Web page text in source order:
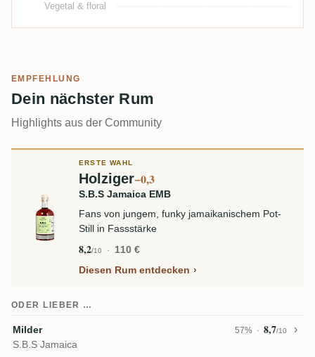
Vegetal & floral
EMPFEHLUNG
Dein nächster Rum
Highlights aus der Community
ERSTE WAHL
Holziger−0,3
S.B.S Jamaica EMB
Fans von jungem, funky jamaikanischem Pot-
Still in Fassstärke
8,2/10
110 €
Diesen Rum entdecken
ODER LIEBER …
Milder 57% 8,7/10
S.B.S Jamaica